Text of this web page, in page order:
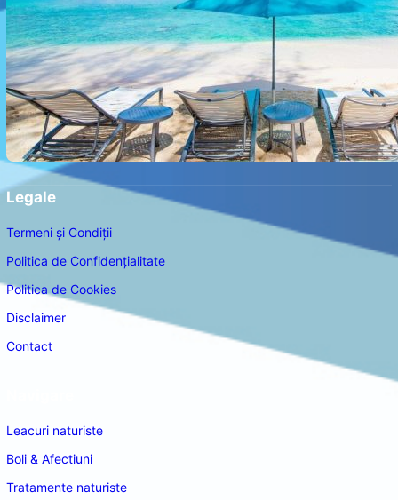
Legale
Termeni și Condiții
Politica de Confidențialitate
Politica de Cookies
Disclaimer
Contact
Leacuri naturiste
Boli & Afectiuni
Tratamente naturiste